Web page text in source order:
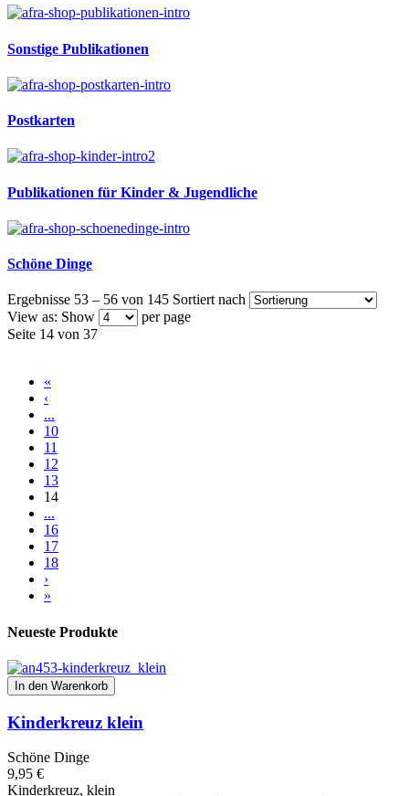
Sonstige Publikationen
Postkarten
Publikationen für Kinder & Jugendliche
Schöne Dinge
Ergebnisse 53 – 56 von 145 Sortiert nach
View as: Show
per page
Seite 14 von 37
«
‹
...
10
11
12
13
14
...
16
17
18
›
»
Neueste Produkte
In den Warenkorb
Kinderkreuz klein
Schöne Dinge
9,95 €
Kinderkreuz, klein